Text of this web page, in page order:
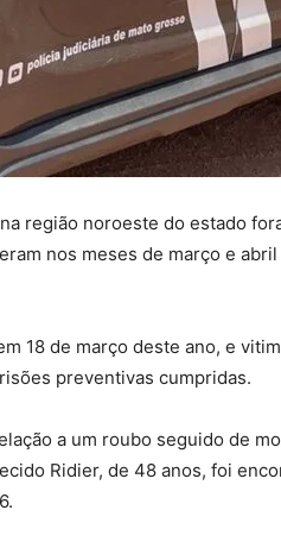
região noroeste do estado
nos meses de março e
18 de março deste ano, e
preventivas cumpridas.
a um roubo seguido de
Ridier, de 48 anos, foi